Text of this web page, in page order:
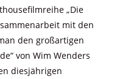
„Die
mit den
den großartigen
von Wim Wenders
diesjährigen